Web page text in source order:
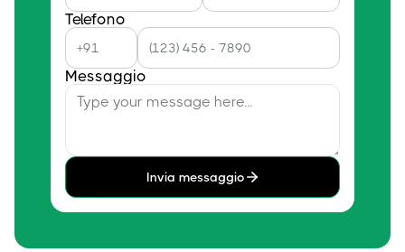
Telefono
Messaggio
Invia messaggio